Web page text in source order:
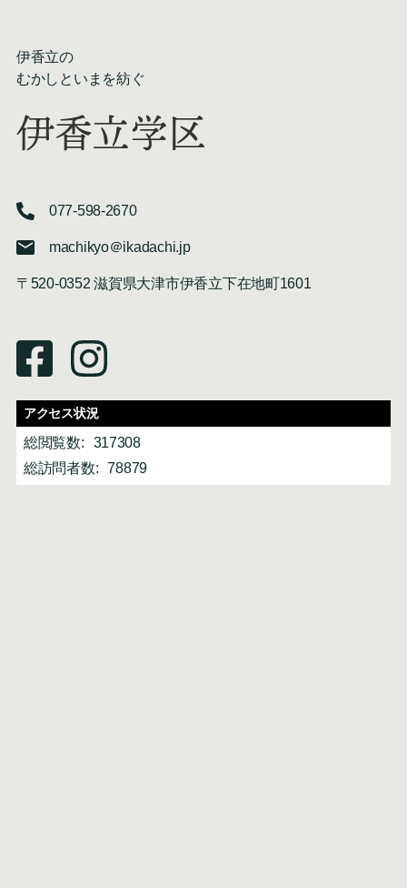
伊香立の
むかしといまを紡ぐ
伊香立学区
077-598-2670
machikyo＠ikadachi.jp
〒520-0352 滋賀県大津市伊香立下在地町1601
アクセス状況
総閲覧数:
317308
総訪問者数:
78879